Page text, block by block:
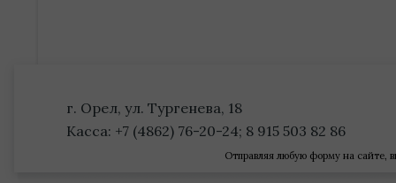
г. Орел, ул. Тургенева, 18
Касса: +7 (4862) 76-20-24; 8 915 503 82 86
Отправляя любую форму на сайте,